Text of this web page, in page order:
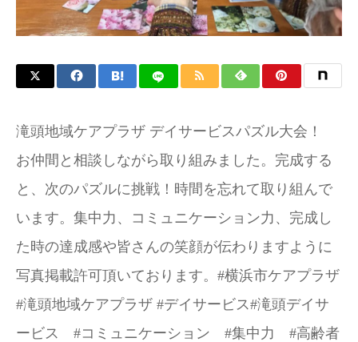
滝頭地域ケアプラザ デイサービスパズル大会！
お仲間と相談しながら取り組みました。完成する
と、次のパズルに挑戦！時間を忘れて取り組んで
います。集中力、コミュニケーション力、完成し
た時の達成感や皆さんの笑顔が伝わりますように️
写真掲載許可頂いております。#横浜市ケアプラザ
#滝頭地域ケアプラザ #デイサービス#滝頭デイサ
ービス #コミュニケーション #集中力 #高齢者